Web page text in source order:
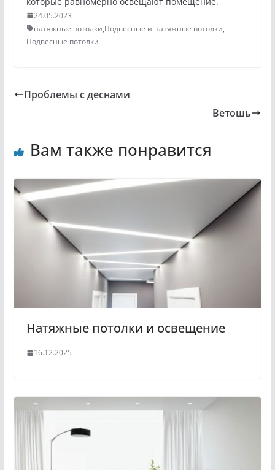
24.05.2023
натяжные потолки,Подвесные и натяжные потолки,
Подвесные потолки
Проблемы с деснами
Ветошь
Вам также понравится
Натяжные потолки и освещение
16.12.2025